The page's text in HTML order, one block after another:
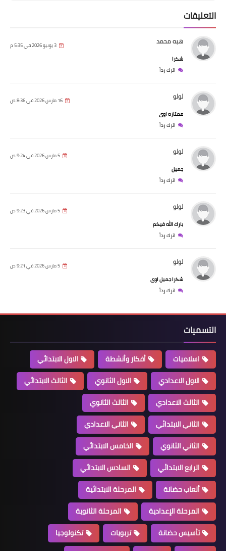
التعليقات
هبه محمد 3 يونيو 2026 في 5:35 م
شكرا
اترك رداً
لولو 16 مارس 2026 في 8:36 ص
ممتازه اوى
اترك رداً
لولو 5 مارس 2026 في 9:24 ص
جميل
اترك رداً
لولو 5 مارس 2026 في 9:23 ص
بارك الله فيكم
اترك رداً
لولو 5 مارس 2026 في 9:21 ص
شكرا جميل اوى
اترك رداً
التسميات
اسلاميات أفكار وأنشطة
الاول الابتدائي
الاول الاعدادي
الاول الثانوي
الثالث الابتدائي
الثالث الاعدادي
الثالث الثانوي
الثاني الابتدائي
الثاني الاعدادي
الثاني الثانوي
الخامس الابتدائي
الرابع الابتدائي
السادس الابتدائي
ألعاب حضانة
المرحلة الابتدائية
المرحلة الإعدادية
المرحلة الثانوية
تأسيس حضانة
تربويات
تكنولوجيا